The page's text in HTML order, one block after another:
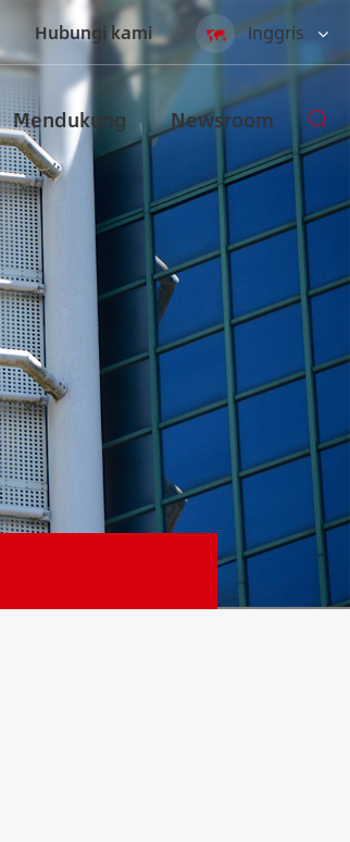
Hubungi kami
Inggris
English
Español
русский
العربية
Indonesia
zh-CN
Mendukung Newsroom